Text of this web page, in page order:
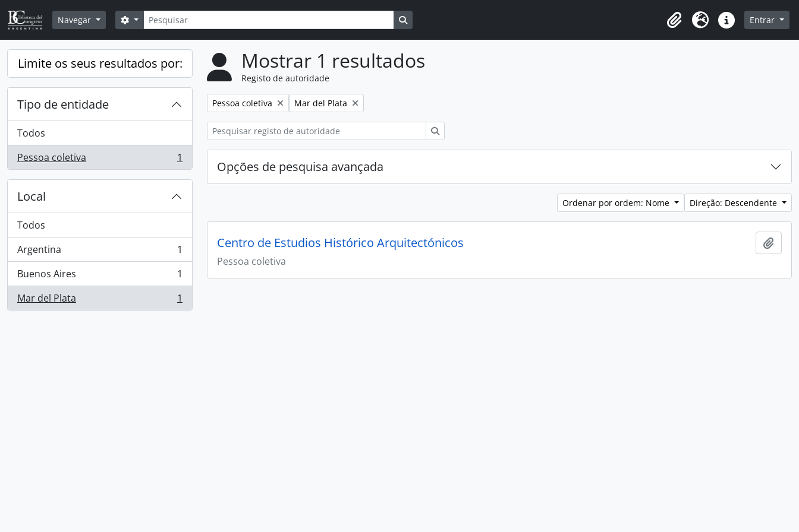
Skip to main content
Navegar
Pesquisar
Opções de busca
Área de transferência
Idioma Ligações rápidas
Entrar
Limite os seus resultados por:
Tipo de entidade
Todos
Pessoa coletiva
, 1 resultados 1
Local
Todos
Argentina
, 1 resultados
1
Buenos Aires
, 1 resultados
1
Mar del Plata
, 1 resultados 1
Mostrar 1 resultados
Registo de autoridade
Remover filtro:
Pessoa coletiva Remover filtro:
Mar del Plata
Opções de pesquisa avançada
Ordenar por ordem: Nome Direção: Descendente
Centro de Estudios Histórico Arquitectónicos
Pessoa coletiva